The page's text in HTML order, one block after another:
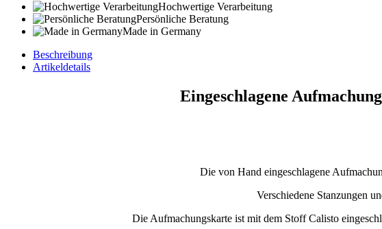
Hochwertige Verarbeitung
Persönliche Beratung
Made in Germany
Beschreibung
Artikeldetails
Eingeschlagene
Die von Hand eingeschlagene
Verschiedene Stanzungen
Die Aufmachungskarte ist mit dem Stoff Calisto